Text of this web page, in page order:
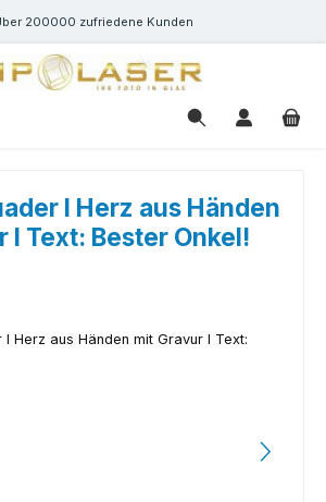
200000 zufriedene Kunden
I Herz aus Händen
I Text: Bester Onkel!